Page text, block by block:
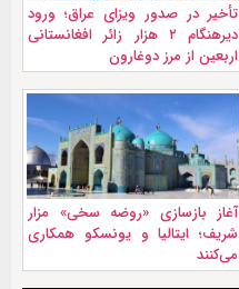
تأخیر در صدور ویزای عراق؛ ورود
دیرهنگام ۲ هزار زائر افغانستانی
اربعین از مرز دوغارون
آغاز بازسازی «روضه سخی» مزار
شریف؛ ایتالیا و یونسکو همکاری
می‌کنند